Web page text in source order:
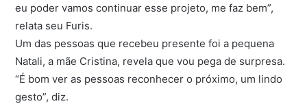
eu poder vamos continuar esse projeto, me faz bem”,
relata seu Furis.
Um das pessoas que recebeu presente foi a pequena
Natali, a mãe Cristina, revela que vou pega de surpresa.
“É bom ver as pessoas reconhecer o próximo, um lindo
gesto”, diz.